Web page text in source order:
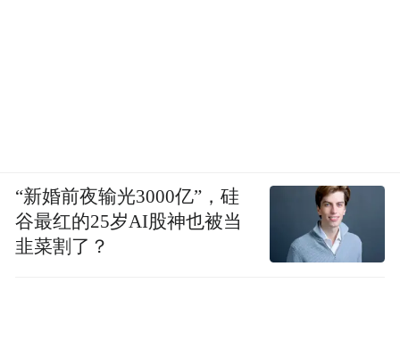
“新婚前夜输光3000亿”，硅
谷最红的25岁AI股神也被当
韭菜割了？